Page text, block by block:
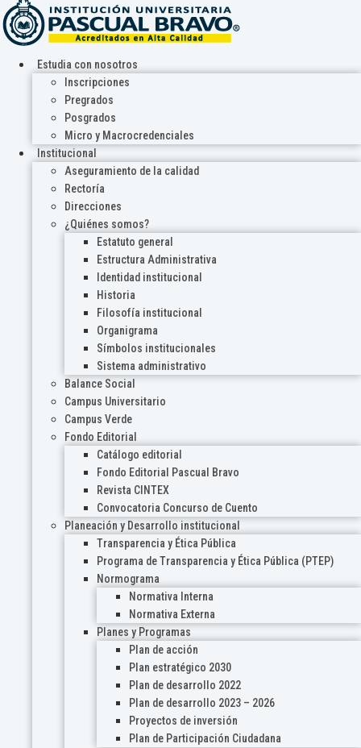
Estudia con nosotros
Inscripciones
Pregrados
Posgrados
Micro y Macrocredenciales
Institucional
Aseguramiento de la calidad
Rectoría
Direcciones
¿Quiénes somos?
Estatuto general
Estructura Administrativa
Identidad institucional
Historia
Filosofía institucional
Organigrama
Símbolos institucionales
Sistema administrativo
Balance Social
Campus Universitario
Campus Verde
Fondo Editorial
Catálogo editorial
Fondo Editorial Pascual Bravo
Revista CINTEX
Convocatoria Concurso de Cuento
Planeación y Desarrollo institucional
Transparencia y Ética Pública
Programa de Transparencia y Ética Pública (PTEP)
Normograma
Normativa Interna
Normativa Externa
Planes y Programas
Plan de acción
Plan estratégico 2030
Plan de desarrollo 2022
Plan de desarrollo 2023 – 2026
Proyectos de inversión
Plan de Participación Ciudadana